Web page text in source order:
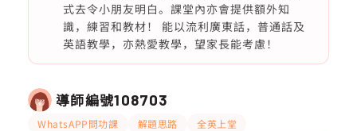
式去令小朋友明白。課堂內亦會提供額外知
識，練習和教材！ 能以流利廣東話，普通話及
英語教學，亦熱愛教學，望家長能考慮！
導師編號108703
WhatsAPP問功課 解題思路 全英上堂